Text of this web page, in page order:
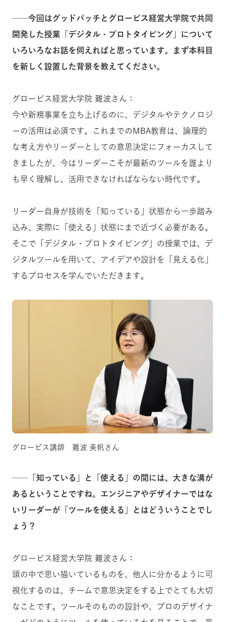
──今回はグッドパッチとグロービス経営大学院で共同
開発した授業「デジタル・プロトタイピング」について
いろいろなお話を伺えればと思っています。まず本科目
を新しく設置した背景を教えてください。
グロービス経営大学院 難波さん：
今や新規事業を立ち上げるのに、デジタルやテクノロジ
ーの活用は必須です。これまでのMBA教育は、論理的
な考え方やリーダーとしての意思決定にフォーカスして
きましたが、今はリーダーこそが最新のツールを誰より
も早く理解し、活用できなければならない時代です。
リーダー自身が技術を「知っている」状態から一歩踏み
込み、実際に「使える」状態にまで近づく必要がある。
そこで「デジタル・プロトタイピング」の授業では、デ
ジタルツールを用いて、アイデアや設計を「見える化」
するプロセスを学んでいただきます。
グロービス講師 難波 美帆さん
──「知っている」と「使える」の間には、大きな溝が
あるということですね。エンジニアやデザイナーではな
いリーダーが「ツールを使える」とはどういうことでし
ょう？
グロービス経営大学院 難波さん：
頭の中で思い描いているものを、他人に分かるように可
視化するのは、チームで意思決定をする上でとても大切
なことです。ツールそのものの設計や、プロのデザイナ